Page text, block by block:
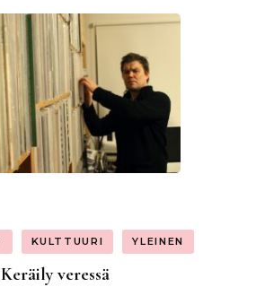
KULTTUURI YLEINEN
Keräily veressä